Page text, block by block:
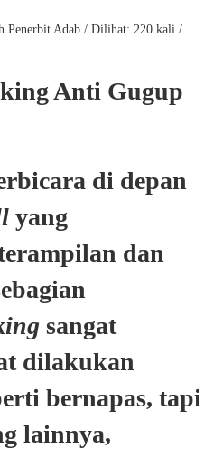
Penerbit Adab / Dilihat: 220 kali /
Anti Gugup
di depan
yang
dan
sangat
dilakukan
bernapas, tapi
lainnya,